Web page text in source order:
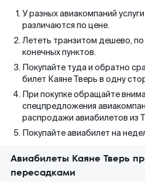
У разных авиакомпаний
различаются по цене.
Лететь транзитом дешево,
конечных пунктов.
Покупайте туда и обратно
билет Каяне Тверь в одну
При покупке обращайте
спецпредложения
распродажи авиабилетов из
Покупайте авиабилет на
Авиабилеты Каяне Тверь
пересадками